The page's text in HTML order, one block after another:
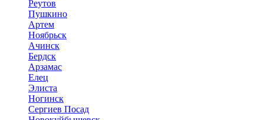
Реутов
Пушкино
Артем
Ноябрьск
Ачинск
Бердск
Арзамас
Елец
Элиста
Ногинск
Сергиев Посад